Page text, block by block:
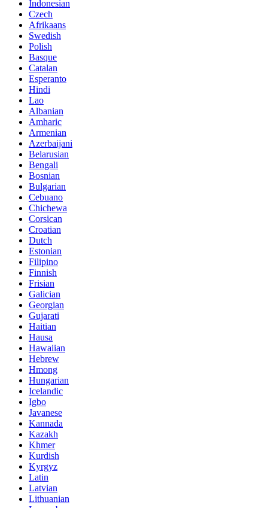
Indonesian
Czech
Afrikaans
Swedish
Polish
Basque
Catalan
Esperanto
Hindi
Lao
Albanian
Amharic
Armenian
Azerbaijani
Belarusian
Bengali
Bosnian
Bulgarian
Cebuano
Chichewa
Corsican
Croatian
Dutch
Estonian
Filipino
Finnish
Frisian
Galician
Georgian
Gujarati
Haitian
Hausa
Hawaiian
Hebrew
Hmong
Hungarian
Icelandic
Igbo
Javanese
Kannada
Kazakh
Khmer
Kurdish
Kyrgyz
Latin
Latvian
Lithuanian